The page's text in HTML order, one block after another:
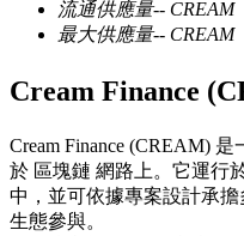
USDC永續
流通供應量-- CREAM
最大供應量-- CREAM
Cream Finance
Cream Finance (CREAM)
於 區塊鏈 網路上。它運行
中，並可依據專案設計承
生態參與。